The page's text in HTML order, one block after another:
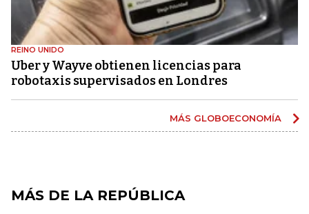
REINO UNIDO
Uber y Wayve obtienen licencias para
robotaxis supervisados ​​en Londres
MÁS GLOBOECONOMÍA
MÁS DE LA REPÚBLICA